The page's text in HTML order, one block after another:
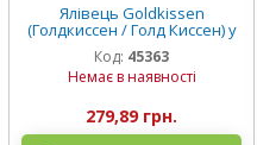
Ялівець Goldkissen
(Голдкиссен / Голд Киссен) у
контейнері 1 л
Код: 45363
Немає в наявності
279,89 грн.